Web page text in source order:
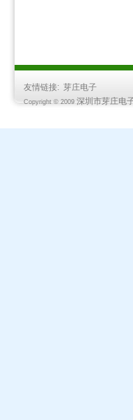
友情链接: 芽庄电子
Copyright © 2009深圳市芽庄电